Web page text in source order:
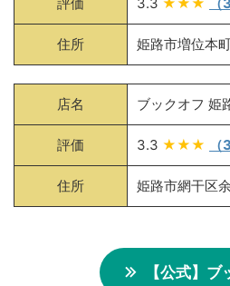
住所 姫路市増位本
店名 ブックオフ 姫
評価 3.3 ★★★
住所 姫路市網干区
【公式】ブ